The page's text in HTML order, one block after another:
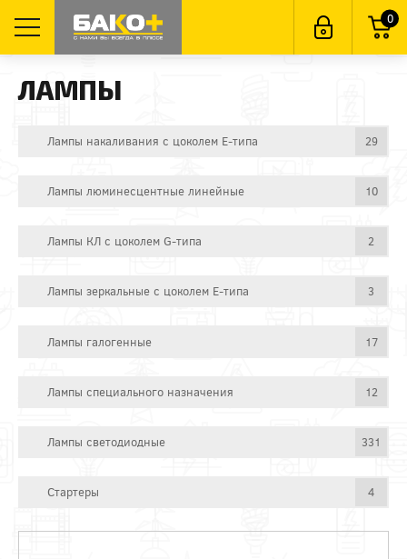
0
ЛАМПЫ
Лампы накаливания с цоколем E-типа 29
Лампы люминесцентные линейные 10
Лампы КЛ с цоколем G-типа 2
Лампы зеркальные с цоколем E-типа 3
Лампы галогенные 17
Лампы специального назначения 12
Лампы светодиодные 331
Стартеры 4